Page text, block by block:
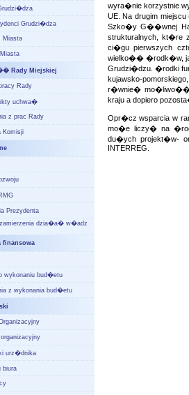
Grudzi�dza
Miasta
Rady Miejskiej
Rady
uchwa�
z prac Rady
Komisji
Prezydenta
zamierzenia dzia�a� w�adz
finansowa
wykonaniu bud�etu
z wykonania bud�etu
urz�dnika
biura
wyra�nie korzystnie
UE. Na drugim
Szko�y G��wnej
strukturalnych, kt�re
ci�gu pierwszych
wielko�� �rodk�w,
Grudzi�dzu. �rodki
kujawsko-
r�wnie� mo�liwo��
kraju a dopiero
Opr�cz wsparcia w
mo�e liczy� na
du�ych projekt�w-
INTERREG.